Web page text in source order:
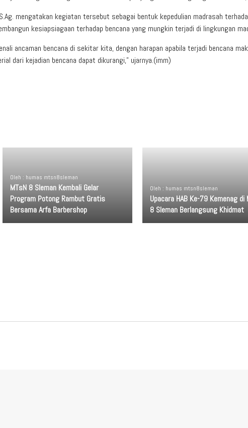
mengatakan kegiatan tersebut sebagai bentuk kepedulian madrasah
kesiapsiagaan terhadap bencana yang mungkin terjadi di lingkungan
ancaman bencana di sekitar kita, dengan harapan apabila terjadi bencana
dari kejadian bencana dapat dikurangi,” ujarnya.(imm)
Oleh : humas mtsn8sleman
MTsN 8 Sleman Kembali Gelar
Program Potong Rambut Gratis
Bersama Arfa Barbershop
Oleh : humas mtsn8sleman
Upacara HAB Ke-79 Kemenag di
8 Sleman Berlangsung Khidmat